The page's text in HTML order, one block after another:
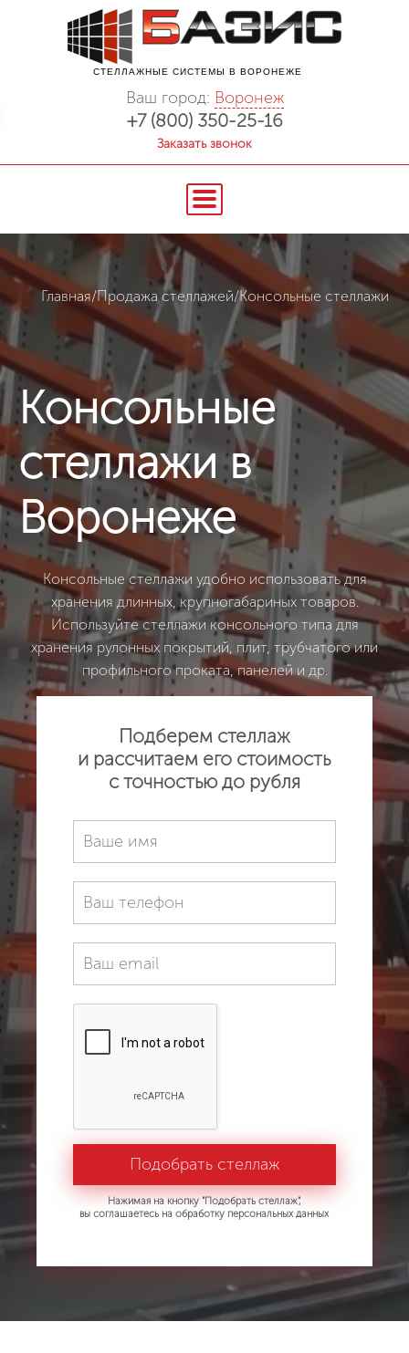
СТЕЛЛАЖНЫЕ СИСТЕМЫ В ВОРОНЕЖЕ
Ваш город: Воронеж
+7 (800) 350-25-16
Заказать звонок
Главная/Продажа стеллажей/Консольные стеллажи
Консольные
стеллажи в
Воронеже
Консольные стеллажи удобно использовать для
хранения длинных, крупногабариных товаров.
Используйте стеллажи консольного типа для
хранения рулонных покрытий, плит, трубчатого или
профильного проката, панелей и др.
Подберем стеллаж
и рассчитаем его стоимость
с точностью до рубля
Нажимая на кнопку "Подобрать стеллаж",
вы соглашаетесь на обработку персональных данных